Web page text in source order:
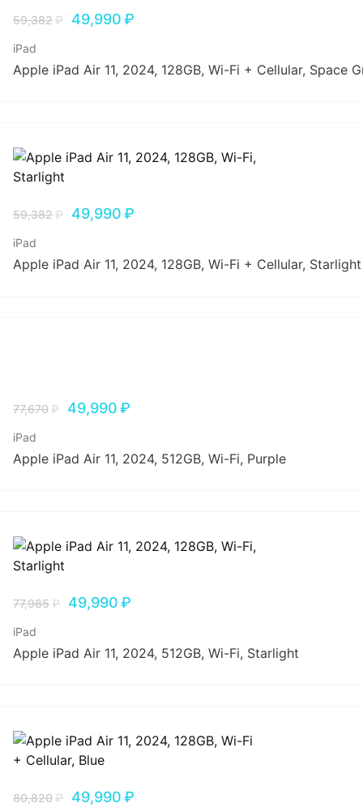
59,382₽ 49,990₽
iPad
Apple iPad Air 11, 2024, 128GB, Wi-Fi + Cellular, Space
59,382₽ 49,990₽
iPad
Apple iPad Air 11, 2024, 128GB, Wi-Fi + Cellular, Starlight
77,670₽ 49,990₽
iPad
Apple iPad Air 11, 2024, 512GB, Wi-Fi, Purple
77,985₽ 49,990₽
iPad
Apple iPad Air 11, 2024, 512GB, Wi-Fi, Starlight
80,820₽ 49,990₽